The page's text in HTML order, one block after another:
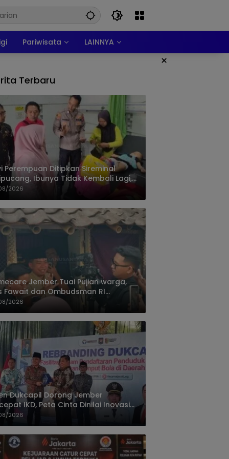
Pariwisata LAINNYA
×
Terbaru
Perempuan Ditipkan Sireminal
Ibunya Tidak Kembali Lagi,
Telusuri Keberadaan Orang Tua
2026
Jember Tuai Pujian warga,
Fawait dan Ombudsman RI
Layanan Kesehatan Rumah
2026
Dukcapil Dorong Jember
IKD, Peta Cinta Dinilai Inovasi
Terbaik
2026